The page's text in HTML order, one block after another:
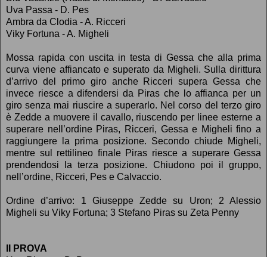
Uva Passa - D. Pes
Ambra da Clodia - A. Ricceri
Viky Fortuna - A. Migheli
Mossa rapida con uscita in testa di Gessa che alla prima
curva viene affiancato e superato da Migheli. Sulla dirittura
d’arrivo del primo giro anche Ricceri supera Gessa che
invece riesce a difendersi da Piras che lo affianca per un
giro senza mai riuscire a superarlo. Nel corso del terzo giro
è Zedde a muovere il cavallo, riuscendo per linee esterne a
superare nell’ordine Piras, Ricceri, Gessa e Migheli fino a
raggiungere la prima posizione. Secondo chiude Migheli,
mentre sul rettilineo finale Piras riesce a superare Gessa
prendendosi la terza posizione. Chiudono poi il gruppo,
nell’ordine, Ricceri, Pes e Calvaccio.
Ordine d’arrivo: 1 Giuseppe Zedde su Uron; 2 Alessio
Migheli su Viky Fortuna; 3 Stefano Piras su Zeta Penny
II PROVA